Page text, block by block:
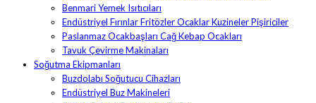
Benmari Yemek Isıtıcıları
Endüstriyel Fırınlar Fritözler Ocaklar Kuzineler Pişiriciler
Paslanmaz Ocakbaşları Cağ Kebap Ocakları
Tavuk Çevirme Makinaları
Soğutma Ekipmanları
Buzdolabı Soğutucu Cihazları
Endüstriyel Buz Makineleri